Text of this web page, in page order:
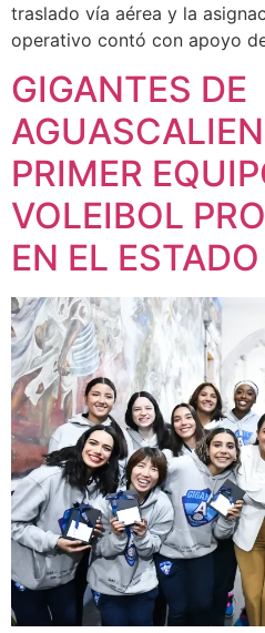
traslado vía aérea y la
operativo contó con apoyo
GIGANTES DE
PRIMER
VOLEIBOL
EN EL ESTADO